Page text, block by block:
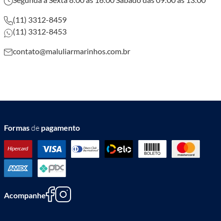
(11) 3312-8459
(11) 3312-8453
contato@maluliarmarinhos.com.br
Formasde pagamento
Acompanhe